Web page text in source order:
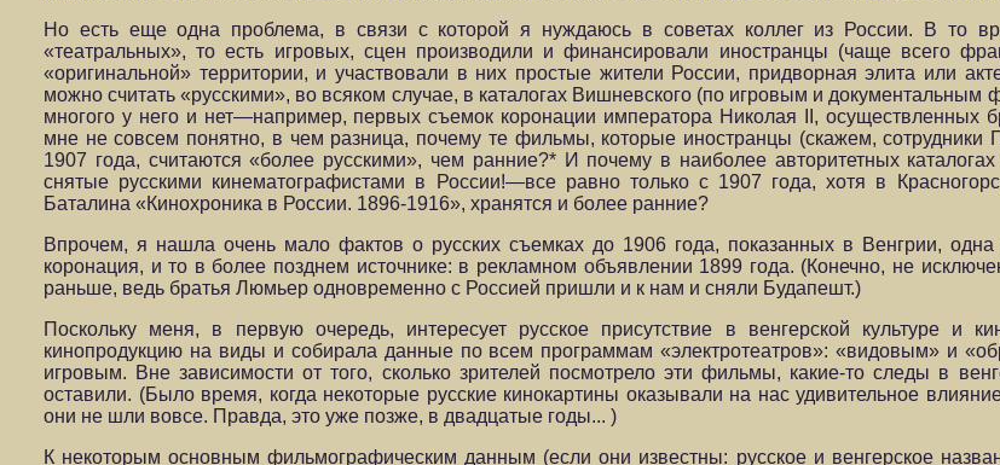
Но есть еще одна проблема, в связи с которой я нуждаюсь в советах коллег из России. В то
«театральных», то есть игровых, сцен производили и финансировали иностранцы (чаще всего
«оригинальной» территории, и участвовали в них простые жители России, придворная элита или
можно считать «русскими», во всяком случае, в каталогах Вишневского (по игровым и документальным
многого у него и нет—например, первых съемок коронации императора Николая II, осуществленных
мне не совсем понятно, в чем разница, почему те фильмы, которые иностранцы (скажем, сотрудники
1907 года, считаются «более русскими», чем ранние?* И почему в наиболее авторитетных
снятые русскими кине­матографистами в России!—все равно только с 1907 года, хотя в
Баталина «Кинохроника в России. 1896-1916», хранятся и более ранние?
Впрочем, я нашла очень мало фактов о русских съемках до 1906 года, показанных в Венгрии,
коронация, и то в более позднем источнике: в рекламном объявлении 1899 года. (Конечно, не
раньше, ведь братья Люмьер одновременно с Россией пришли и к нам и сняли Будапешт.)
Поскольку меня, в первую очередь, интересует русское присутствие в венгерской культуре и
кинопродукцию на виды и собирала данные по всем программам «электротеатров»: «видовым» и
игровым. Вне зависимости от того, сколько зрителей посмотрело эти фильмы, какие-то следы в
оставили. (Было время, когда некоторые русские кинокартины оказывали на нас удивительное
они не шли вовсе. Правда, это уже позже, в двадцатые годы... )
К некоторым основным фильмографическим данным (если они известны: русское и венгерское